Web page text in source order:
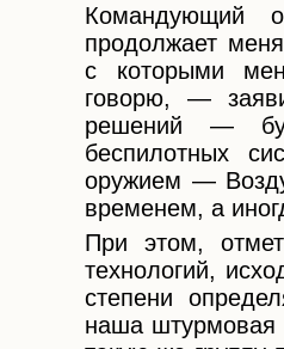
Командующий
продолжает
с которыми
говорю, —
решений —
беспилотных
оружием —
временем, а
При этом,
технологий,
степени
наша штурмовая